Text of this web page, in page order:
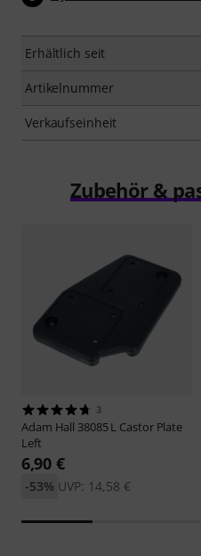
Erhältlich seit
Artikelnummer
Verkaufseinheit
Zubehör &
3
Adam Hall 38085 L Castor Plate
Left
6,90 €
UVP: 14,58 €
-53%